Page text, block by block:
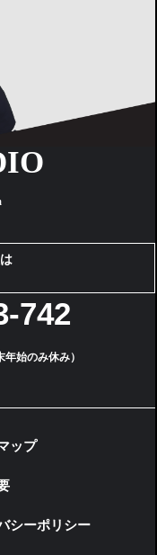
742
始のみ休み）
ップ
シーポリシー